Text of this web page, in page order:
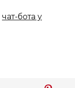
чат-бота у